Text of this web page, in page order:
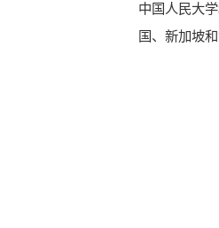
中国人民大
国、新加坡